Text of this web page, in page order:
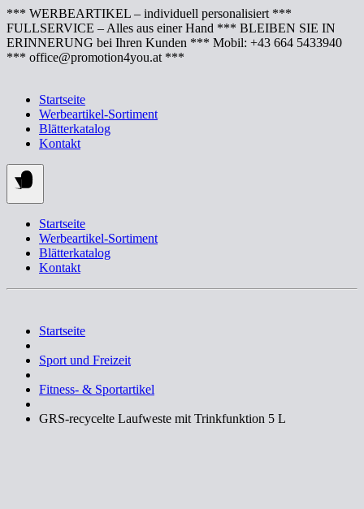
Springe
zum
Inhalt
*** WERBEARTIKEL – individuell personalisiert ***
FULLSERVICE – Alles aus einer Hand *** BLEIBEN SIE IN
ERINNERUNG bei Ihren Kunden *** Mobil: +43 664 5433940
*** office@promotion4you.at ***
Startseite
Werbeartikel-Sortiment
Blätterkatalog
Kontakt
Startseite
Werbeartikel-Sortiment
Blätterkatalog
Kontakt
Startseite
Sport und Freizeit
Fitness- & Sportartikel
GRS-recycelte Laufweste mit Trinkfunktion 5 L